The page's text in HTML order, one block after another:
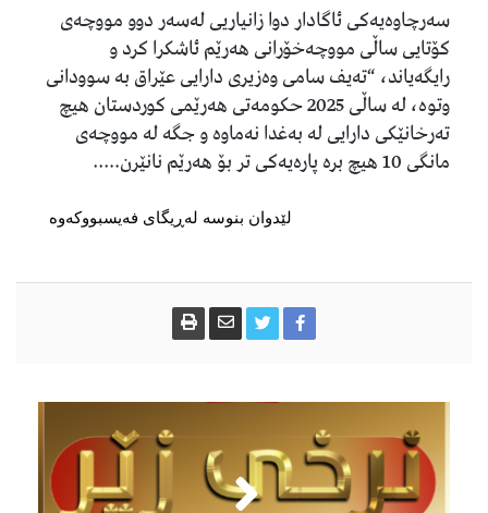
سەرچاوەیەکی ئاگادار دوا زانیاریی لەسەر دوو مووچەی
کۆتایی ساڵی مووچەخۆرانی هەرێم ئاشکرا کرد و
رایگەیاند، “تەیف سامی وەزیری دارایی عێراق بە سوودانی
وتوە، لە ساڵی 2025 حکومەتی هەرێمی کوردستان هیچ
تەرخانێکی دارایی لە بەغدا نەماوە و جگە لە مووچەی
مانگی 10 هیچ برە پارەیەکی تر بۆ هەرێم نانێرن…..
لێدوان بنوسە لەڕیگای فەیسبووکەوە